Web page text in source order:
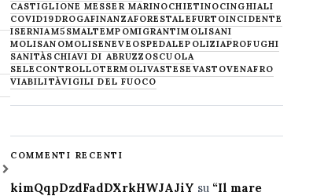
CASTIGLIONE MESSER MARINOCHIETINOCINGHIALI
COVID19DROGAFINANZAFORESTALEFURTOINCIDENTE
ISERNIAM5SMALTEMPOMIGRANTIMOLISANI
MOLISANOMOLISENEVE OSPEDALEPOLIZIAPROFUGHI
SANITÀSCHIAVI DI ABRUZZOSCUOLA
SELECONTROLLOTERMOLIVASTESE VASTOVENAFRO
VIABILITÀVIGILI DEL FUOCO
COMMENTI RECENTI
kimQqpDzdFadDXrkHWJAJiY su “Il mare